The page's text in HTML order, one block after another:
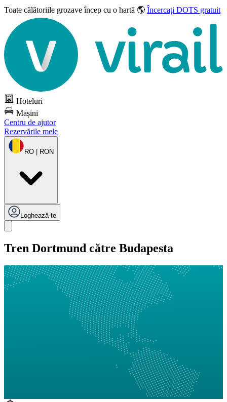
Toate călătoriile grozaveîncep cu o hartă 🌎 Încercați DOTS gratuit
Hoteluri
Mașini
Centru de ajutor
Rezervările mele
RO | RON
Loghează-te
Tren Dortmund către Budapesta